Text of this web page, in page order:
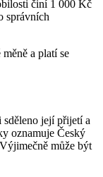
činí 1 000 Kč
správních
a platí se
její přijetí a
oznamuje Český
může být